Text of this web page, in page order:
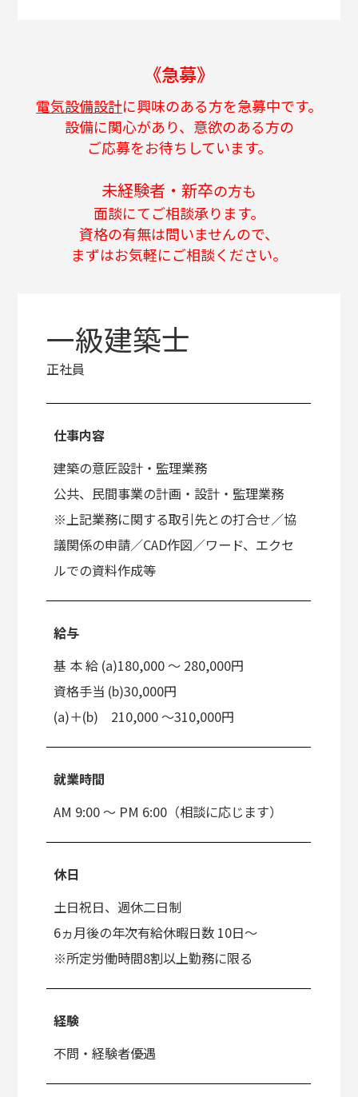
《急募》
電気設備設計に興味のある方を急募中です。
設備に関心があり、意欲のある方の
ご応募をお待ちしています。
未経験者・新卒の方も
面談にてご相談承ります。
資格の有無は問いませんので、
まずはお気軽にご相談ください。
一級建築士
正社員
仕事内容
建築の意匠設計・監理業務
公共、民間事業の計画・設計・監理業務
※上記業務に関する取引先との打合せ／協
議関係の申請／CAD作図／ワード、エクセ
ルでの資料作成等
給与
基 本 給 (a)180,000 〜 280,000円
資格手当 (b)30,000円
(a)＋(b) 210,000 ～310,000円
就業時間
AM 9:00 ～ PM 6:00（相談に応じます）
休日
土日祝日、週休二日制
6ヵ月後の年次有給休暇日数 10日～
※所定労働時間8割以上勤務に限る
経験
不問・経験者優遇